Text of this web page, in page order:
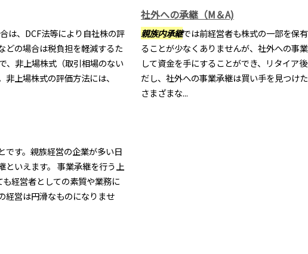
は、DCF法等により自社株の評
どの場合は税負担を軽減するた
、非上場株式（取引相場のない
上場株式の評価方法には、
社外への承継（M＆A)
親族内承継では前経営者も株式の一部を保
ることが少なくありませんが、社外への事
して資金を手にすることができ、リタイア
だし、社外への事業承継は買い手を見つけ
さまざまな...
です。親族経営の企業が多い日
といえます。 事業承継を行う上
経営者としての素質や業務に
経営は円滑なものになりませ